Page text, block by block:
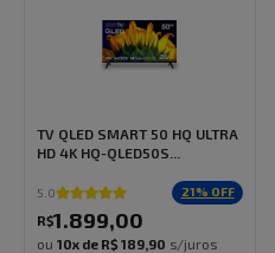
TV QLED SMART 50 HQ ULTRA
HD 4K HQ-QLED50S...
5.0 21% OFF
R$1.899,00
ou 10x de R$ 189,90 s/juros